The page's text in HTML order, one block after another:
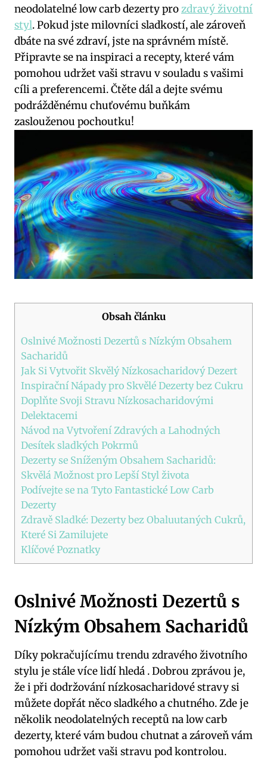
neodolatelné low carb dezerty prozdravý životní
styl. Pokud jste milovníci sladkostí, ale zároveň
dbáte na své zdraví, jste na správném místě.
Připravte se na inspiraci a recepty, které vám
pomohou udržet vaši stravu v souladu s vašimi
cíli a preferencemi. Čtěte dál a dejte svému
podrážděnému chuťovému buňkám
zaslouženou pochoutku!
Obsah článku
Oslnivé Možnosti Dezertů s Nízkým Obsahem
Sacharidů
Jak Si Vytvořit Skvělý Nízkosacharidový Dezert
Inspirační Nápady pro Skvělé Dezerty bez Cukru
Doplňte Svoji Stravu Nízkosacharidovými
Delektacemi
Návod na Vytvoření Zdravých a Lahodných
Desítek sladkých Pokrmů
Dezerty se Sníženým Obsahem Sacharidů:
Skvělá Možnost pro Lepší Styl života
Podívejte se na Tyto Fantastické Low Carb
Dezerty
Zdravě Sladké: Dezerty bez Obaluutaných Cukrů,
Které Si Zamilujete
Klíčové Poznatky
Oslnivé Možnosti Dezertů s
Nízkým Obsahem Sacharidů
Díky pokračujícímu trendu zdravého životního
stylu je stále více lidí hledá . Dobrou zprávou je,
že i při dodržování nízkosacharidové stravy si
můžete dopřát něco sladkého a chutného. Zde je
několik neodolatelných receptů na low carb
dezerty, které vám budou chutnat a zároveň vám
pomohou udržet vaši stravu pod kontrolou.